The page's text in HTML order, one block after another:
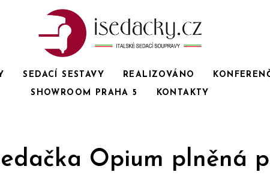
SEDACÍ SESTAVY REALIZOVÁNO
SHOWROOM PRAHA 5
KONTAKTY
Opium plněná